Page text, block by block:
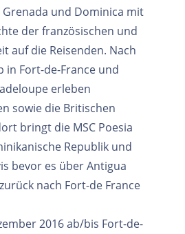
und Dominica mit
der französischen und
auf die Reisenden. Nach
in Fort-de-France und
erleben
sowie die Britischen
bringt die MSC Poesia
Republik und
bevor es über Antigua
nach Fort-de France
2016 ab/bis Fort-de-